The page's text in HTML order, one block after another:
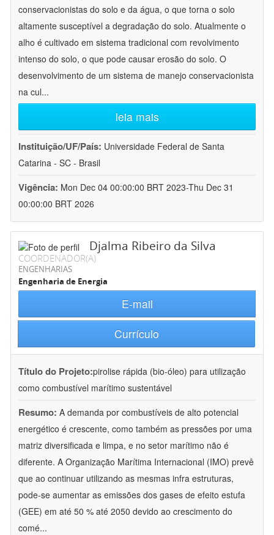
conservacionistas do solo e da água, o que torna o solo
altamente susceptível a degradação do solo. Atualmente o
alho é cultivado em sistema tradicional com revolvimento
intenso do solo, o que pode causar erosão do solo. O
desenvolvimento de um sistema de manejo conservacionista
na cul...
leia mais
Instituição/UF/País: Universidade Federal de Santa
Catarina - SC - Brasil
Vigência: Mon Dec 04 00:00:00 BRT 2023-Thu Dec 31
00:00:00 BRT 2026
Djalma Ribeiro da Silva
COORDENADOR(A)
ENGENHARIAS
Engenharia de Energia
E-mail
Currículo
Título do Projeto:pirolise rápida (bio-óleo) para utilização
como combustível marítimo sustentável
Resumo: A demanda por combustíveis de alto potencial
energético é crescente, como também as pressões por uma
matriz diversificada e limpa, e no setor marítimo não é
diferente. A Organização Marítima Internacional (IMO) prevê
que ao continuar utilizando as mesmas infra estruturas,
pode-se aumentar as emissões dos gases de efeito estufa
(GEE) em até 50 % até 2050 devido ao crescimento do
comé...